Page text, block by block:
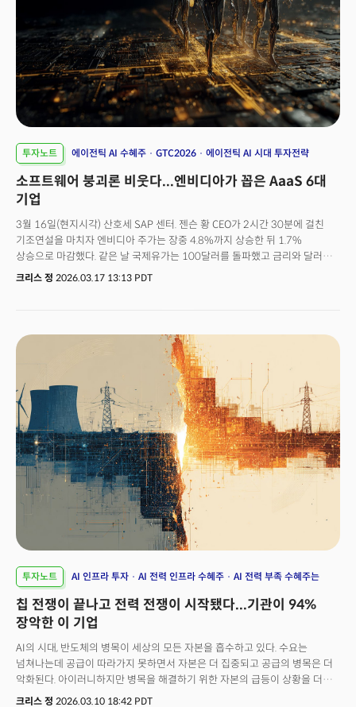
투자노트 에이전틱 AI 수혜주 GTC2026 에이전틱 AI 시대 투자전략
소프트웨어 붕괴론 비웃다...엔비디아가 꼽은 AaaS 6대
기업
3월 16일(현지시각) 산호세 SAP 센터. 젠슨 황 CEO가 2시간 30분에 걸친
기조연설을 마치자 엔비디아 주가는 장중 4.8%까지 상승한 뒤 1.7%
상승으로 마감했다. 같은 날 국제유가는 100달러를 돌파했고 금리와 달러는
구조적 강세를 보이며 향후 거시경제가 극도의 혼란을 겪을 가능성을
최소 1조 달러에 달한다는 선언이었다. 이는 바로 1년 전 그가 제시했던
5000억 달러 전망치의 정확히 두 배 였다. 월가의 반응은 놀라운 충격이었다.
웰스파고는 "기대치를 초과했다"며 목표가 265달러를 유지했고 웨드부시의
댄 아이브스는 1조 달러 수주 잔고를 "경이로운 수치"라 표현했다. 하지만
이는 시작에 불과했다. 월가 투자은행 번스타인은 1조 달러라는 목표치가
베라 CPU와 그록 LPU, 그리고 네트워킹 매출은 포함되지 않았다고 강조했다.
한 마디로 순수 GPU만으로만 뽑은 수치라는 것이다. 즉, 젠슨 황이 제시한 1조
달러는 '바닥'이지 '천장'이 아니라는 의미다. 월가는 하드웨어와 소프트웨어,
네트워킹, 그리고 스토리지까지 통합한 데이터센터 전체 매출을 감안하며
실제 수치는 시장 컨센서스를 훨씬 상회할 것이란 전망이다. GTC2026 이후,
BofA를 비롯해 씨티와 JP모건등이 목표가 300달러를 제시하고
모건스탠리가 엔비디아를 반도체 최선호주(Top Pick)으로 재편입한 이유가
바로 여기에 있다.
크리스 정 2026.03.17 13:13 PDT
투자노트 AI 인프라 투자 AI 전력 인프라 수혜주 AI 전력 부족 수혜주는
칩 전쟁이 끝나고 전력 전쟁이 시작됐다...기관이 94%
장악한 이 기업
AI의 시대, 반도체의 병목이 세상의 모든 자본을 흡수하고 있다. 수요는
넘쳐나는데 공급이 따라가지 못하면서 자본은 더 집중되고 공급의 병목은 더
악화된다. 아이러니하지만 병목을 해결하기 위한 자본의 급등이 상황을 더
악화시키는 꼴이다. 흥미로운 점은 월가의 시선이 이동하는 것이 반도체를
크리스 정 2026.03.10 18:42 PDT